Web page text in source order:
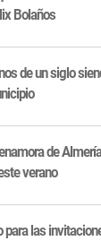
Bolaños
de un siglo
de
verano
para las